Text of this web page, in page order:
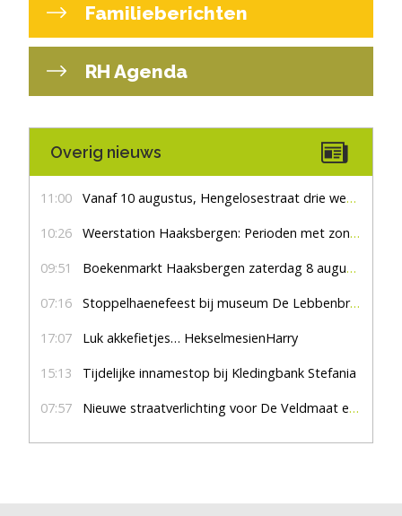
Familieberichten
RH Agenda
Overig nieuws
11:00 Vanaf 10 augustus, Hengelosestraat drie weken dicht voor doorgaand verkeer
10:26 Weerstation Haaksbergen: Perioden met zon en droog
09:51 Boekenmarkt Haaksbergen zaterdag 8 augustus, marktplein Haaksbergen
07:16 Stoppelhaenefeest bij museum De Lebbenbrugge
17:07 Luk akkefietjes… HekselmesienHarry
15:13 Tijdelijke innamestop bij Kledingbank Stefania
07:57 Nieuwe straatverlichting voor De Veldmaat en De Pas